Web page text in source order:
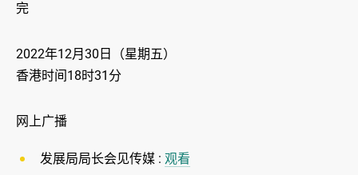
完
2022年12月30日（星期五）
香港时间18时31分
网上广播
发展局局长会见传媒 : 观看